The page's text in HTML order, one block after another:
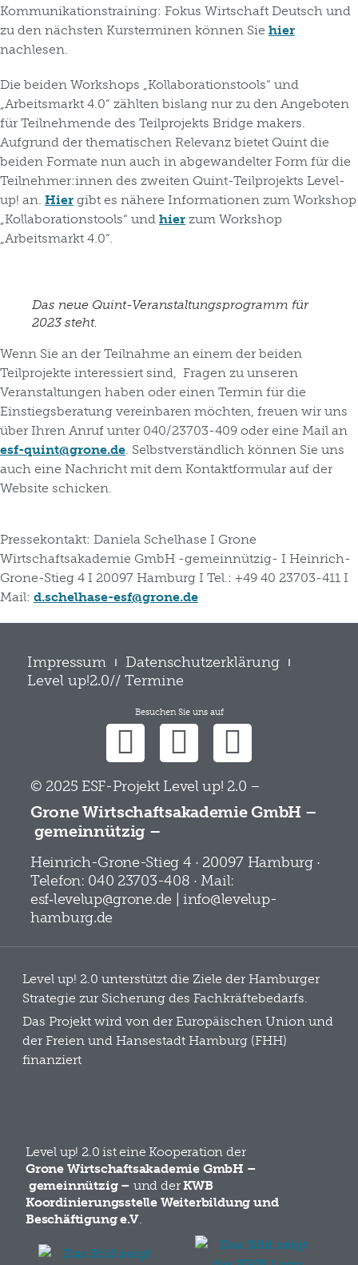
Kommunikationstraining: Fokus Wirtschaft Deutsch und
zu den nächsten Kursterminen können Sie hier
nachlesen.
Die beiden Workshops „Kollaborationstools“ und
„Arbeitsmarkt 4.0“ zählten bislang nur zu den Angeboten
für Teilnehmende des Teilprojekts Bridge makers.
Aufgrund der thematischen Relevanz bietet Quint die
beiden Formate nun auch in abgewandelter Form für die
Teilnehmer:innen des zweiten Quint-Teilprojekts Level-
up! an. Hier gibt es nähere Informationen zum Workshop
„Kollaborationstools“ und hier zum Workshop
„Arbeitsmarkt 4.0“.
Das neue Quint-Veranstaltungsprogramm für
2023 steht.
Wenn Sie an der Teilnahme an einem der beiden
Teilprojekte interessiert sind, Fragen zu unseren
Veranstaltungen haben oder einen Termin für die
Einstiegsberatung vereinbaren möchten, freuen wir uns
über Ihren Anruf unter 040/23703-409 oder eine Mail an
esf-quint@grone.de. Selbstverständlich können Sie uns
auch eine Nachricht mit dem Kontaktformular auf der
Website schicken.
Pressekontakt: Daniela Schelhase I Grone
Wirtschaftsakademie GmbH -gemeinnützig- I Heinrich-
Grone-Stieg 4 I 20097 Hamburg I Tel.: +49 40 23703-411 I
Mail: d.schelhase-esf@grone.de
Impressum
Datenschutzerklärung
Level up!2.0// Termine
Besuchen Sie uns auf
© 2025 ESF-Projekt Level up! 2.0 –
Grone Wirtschaftsakademie GmbH –
gemeinnützig –
Heinrich-Grone-Stieg 4 · 20097 Hamburg ·
Telefon: 040 23703-408 · Mail:
esf‑levelup@grone.de | info@levelup-
hamburg.de
Level up! 2.0 unterstützt die Ziele der Hamburger
Strategie zur Sicherung des Fachkräftebedarfs.
Das Projekt wird von der Europäischen Union und
der Freien und Hansestadt Hamburg (FHH)
finanziert
Level up! 2.0 ist eine Kooperation der
Grone Wirtschaftsakademie GmbH –
gemeinnützig – und derKWB
Koordinierungsstelle Weiterbildung und
Beschäftigung e.V.